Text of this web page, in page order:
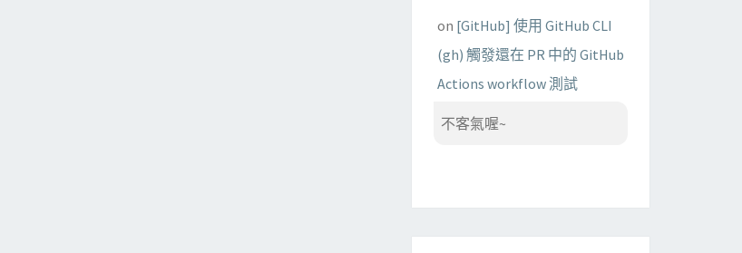
on [GitHub] 使用 GitHub CLI
(gh) 觸發還在 PR 中的 GitHub
Actions workflow 測試
不客氣喔~